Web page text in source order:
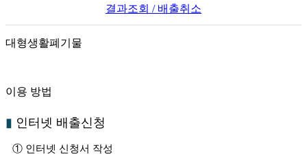
결과조회 / 배출취소
대형생활폐기물
이용 방법
▮ 인터넷 배출신청
① 인터넷 신청서 작성